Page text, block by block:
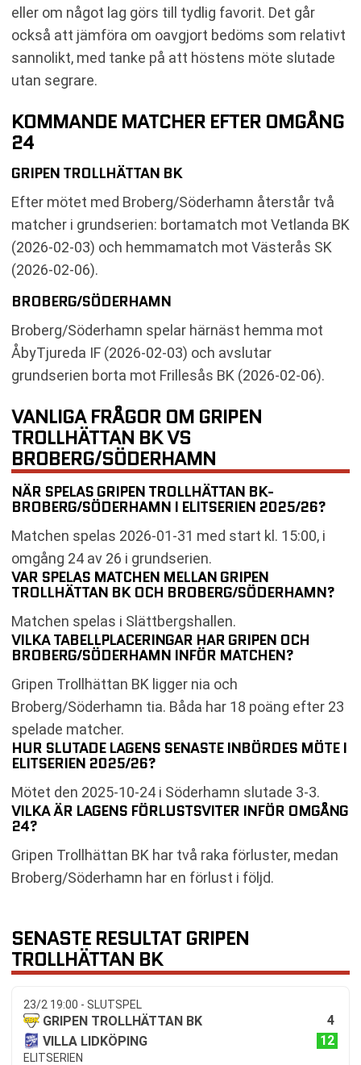
eller om något lag görs till tydlig favorit. Det går
också att jämföra om oavgjort bedöms som relativt
sannolikt, med tanke på att höstens möte slutade
utan segrare.
KOMMANDE MATCHER EFTER OMGÅNG
24
GRIPEN TROLLHÄTTAN BK
Efter mötet med Broberg/Söderhamn återstår två
matcher i grundserien: bortamatch mot Vetlanda BK
(2026-02-03) och hemmamatch mot Västerås SK
(2026-02-06).
BROBERG/SÖDERHAMN
Broberg/Söderhamn spelar härnäst hemma mot
ÅbyTjureda IF (2026-02-03) och avslutar
grundserien borta mot Frillesås BK (2026-02-06).
VANLIGA FRÅGOR OM GRIPEN
TROLLHÄTTAN BK VS
BROBERG/SÖDERHAMN
NÄR SPELAS GRIPEN TROLLHÄTTAN BK-
BROBERG/SÖDERHAMN I ELITSERIEN 2025/26?
Matchen spelas 2026-01-31 med start kl. 15:00, i
omgång 24 av 26 i grundserien.
VAR SPELAS MATCHEN MELLAN GRIPEN
TROLLHÄTTAN BK OCH BROBERG/SÖDERHAMN?
Matchen spelas i Slättbergshallen.
VILKA TABELLPLACERINGAR HAR GRIPEN OCH
BROBERG/SÖDERHAMN INFÖR MATCHEN?
Gripen Trollhättan BK ligger nia och
Broberg/Söderhamn tia. Båda har 18 poäng efter 23
spelade matcher.
HUR SLUTADE LAGENS SENASTE INBÖRDES MÖTE I
ELITSERIEN 2025/26?
Mötet den 2025-10-24 i Söderhamn slutade 3-3.
VILKA ÄR LAGENS FÖRLUSTSVITER INFÖR OMGÅNG
24?
Gripen Trollhättan BK har två raka förluster, medan
Broberg/Söderhamn har en förlust i följd.
SENASTE RESULTAT GRIPEN
TROLLHÄTTAN BK
23/2 19:00 - SLUTSPEL
GRIPEN TROLLHÄTTAN BK
4
VILLA LIDKÖPING
12
ELITSERIEN